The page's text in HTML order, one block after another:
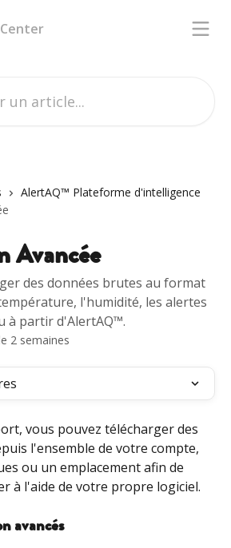
AlertAQ™ Plateforme d'intelligence
Avancée
des données brutes au format
l'humidité, les alertes
à partir d'AlertAQ™.
2 semaines
vous pouvez télécharger des
l'ensemble de votre compte,
ou un emplacement afin de
à l'aide de votre propre logiciel.
avancés